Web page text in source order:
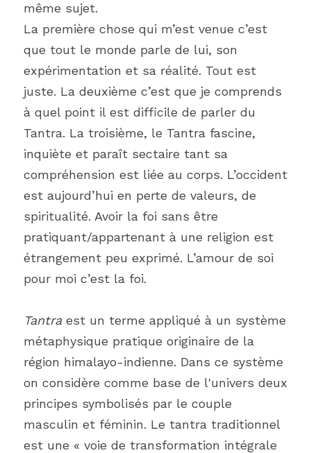
même sujet.
La première chose qui m’est venue c’est
que tout le monde parle de lui, son
expérimentation et sa réalité. Tout est
juste. La deuxième c’est que je comprends
à quel point il est difficile de parler du
Tantra. La troisième, le Tantra fascine,
inquiète et paraît sectaire tant sa
compréhension est liée au corps. L’occident
est aujourd’hui en perte de valeurs, de
spiritualité. Avoir la foi sans être
pratiquant/appartenant à une religion est
étrangement peu exprimé. L’amour de soi
pour moi c’est la foi.
Tantra est un terme appliqué à un système
métaphysique pratique originaire de la
région himalayo-indienne. Dans ce système
on considère comme base de l'univers deux
principes symbolisés par le couple
masculin et féminin. Le tantra traditionnel
est une « voie de transformation intégrale